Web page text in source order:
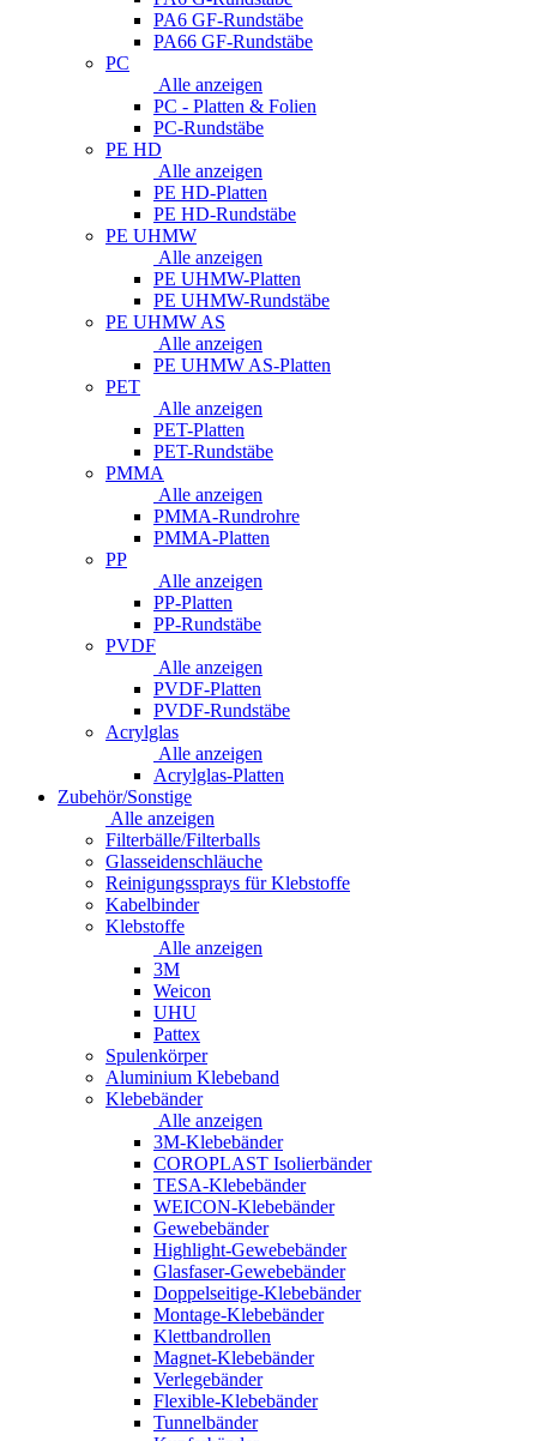
PA6 GF-Rundstäbe
PA66 GF-Rundstäbe
PC
Alle anzeigen
PC - Platten & Folien
PC-Rundstäbe
PE HD
Alle anzeigen
PE HD-Platten
PE HD-Rundstäbe
PE UHMW
Alle anzeigen
PE UHMW-Platten
PE UHMW-Rundstäbe
PE UHMW AS
Alle anzeigen
PE UHMW AS-Platten
PET
Alle anzeigen
PET-Platten
PET-Rundstäbe
PMMA
Alle anzeigen
PMMA-Rundrohre
PMMA-Platten
PP
Alle anzeigen
PP-Platten
PP-Rundstäbe
PVDF
Alle anzeigen
PVDF-Platten
PVDF-Rundstäbe
Acrylglas
Alle anzeigen
Acrylglas-Platten
Zubehör/Sonstige
Alle anzeigen
Filterbälle/Filterballs
Glasseidenschläuche
Reinigungssprays für Klebstoffe
Kabelbinder
Klebstoffe
Alle anzeigen
3M
Weicon
UHU
Pattex
Spulenkörper
Aluminium Klebeband
Klebebänder
Alle anzeigen
3M-Klebebänder
COROPLAST Isolierbänder
TESA-Klebebänder
WEICON-Klebebänder
Gewebebänder
Highlight-Gewebebänder
Glasfaser-Gewebebänder
Doppelseitige-Klebebänder
Montage-Klebebänder
Klettbandrollen
Magnet-Klebebänder
Verlegebänder
Flexible-Klebebänder
Tunnelbänder